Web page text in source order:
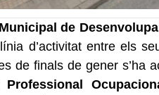
de
d’activitat entre els
de finals de gener s’ha
Professional